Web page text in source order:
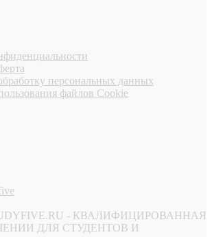
персональных данных
файлов Cookie
- КВАЛИФИЦИРОВАННАЯ
ДЛЯ СТУДЕНТОВ И